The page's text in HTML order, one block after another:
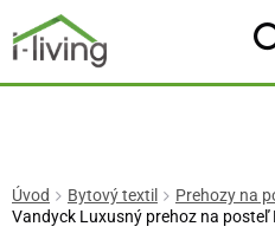
Úvod Bytový textil
Prehozy na
Vandyck Luxusný prehoz na posteľ